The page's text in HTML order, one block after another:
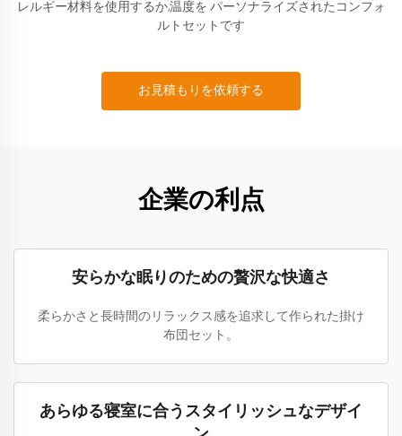
レルギー材料を使用するか,温度を パーソナライズされたコンフォ
ルトセットです
お見積もりを依頼する
企業の利点
安らかな眠りのための贅沢な快適さ
柔らかさと長時間のリラックス感を追求して作られた掛け
布団セット。
あらゆる寝室に合うスタイリッシュなデザイ